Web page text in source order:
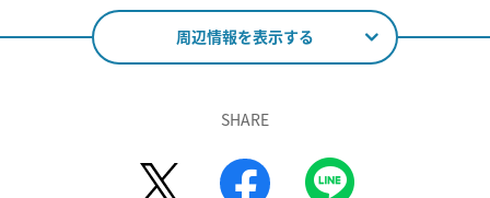
周辺情報を表示する
SHARE